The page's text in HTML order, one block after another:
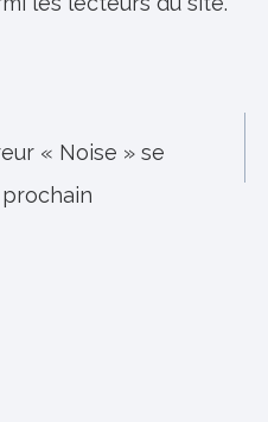
« Noise » se
prochain